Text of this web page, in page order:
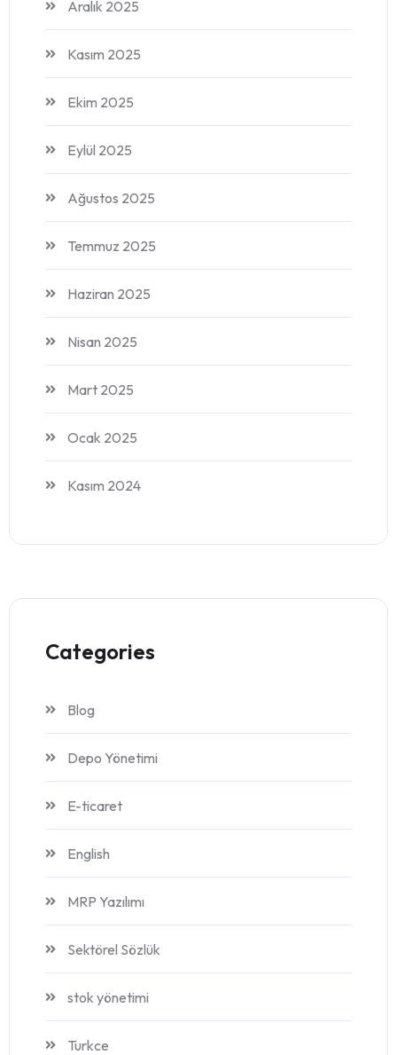
Aralık 2025
Kasım 2025
Ekim 2025
Eylül 2025
Ağustos 2025
Temmuz 2025
Haziran 2025
Nisan 2025
Mart 2025
Ocak 2025
Kasım 2024
Categories
Blog
Depo Yönetimi
E-ticaret
English
MRP Yazılımı
Sektörel Sözlük
stok yönetimi
Turkce